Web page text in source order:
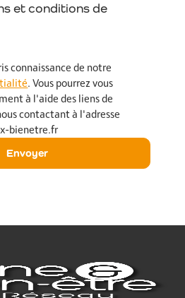
et conditions de
connaissance de notre
. Vous pourrez vous
à l'aide des liens de
contactant à l'adresse
bienetre.fr